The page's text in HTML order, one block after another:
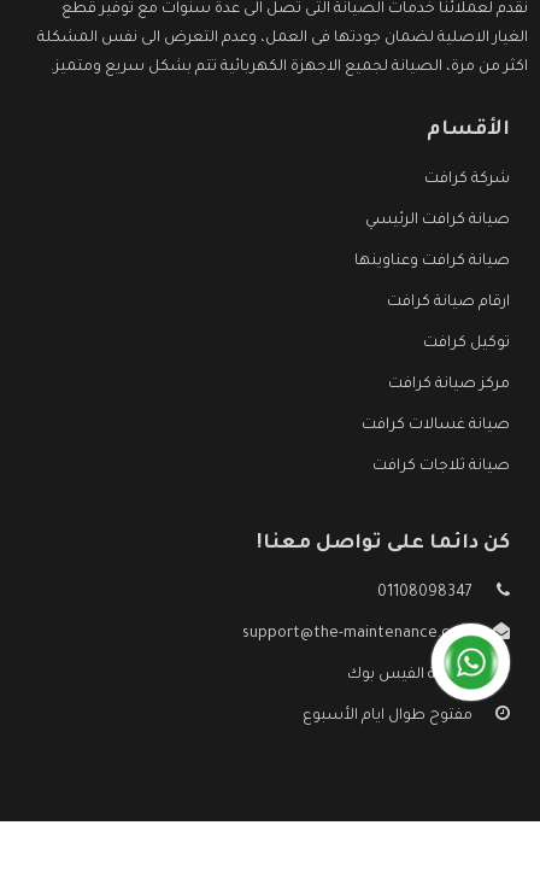
نقدم لعملائنا خدمات الصيانة التى تصل الى عدة سنوات مع توفير قطع
الغيار الاصلية لضمان جودتها فى العمل، وعدم التعرض الى نفس المشكلة
اكثر من مرة، الصيانة لجميع الاجهزة الكهربائية تتم بشكل سريع ومتميز.
الأقسام
شركة كرافت
صيانة كرافت الرئيسي
صيانة كرافت وعناوينها
ارقام صيانة كرافت
توكيل كرافت
مركز صيانة كرافت
صيانة غسالات كرافت
صيانة ثلاجات كرافت
كن دائما على تواصل معنا!
01108098347
support@the-maintenance.com
صفحة الفيس بوك
مفتوح طوال ايام الأسبوع